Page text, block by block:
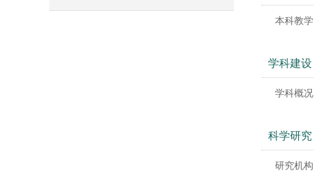
本科教学
学科建设
学科概况
科学研究
研究机构